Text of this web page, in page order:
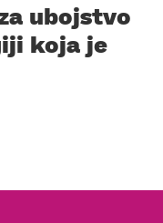
ubojstvo
koja je